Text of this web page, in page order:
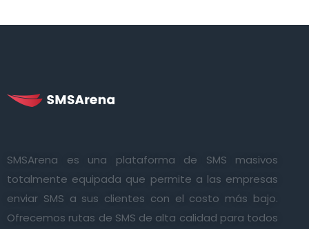
SMSArena es una plataforma de SMS masivos
totalmente equipada que permite a las empresas
enviar SMS a sus clientes con el costo más bajo.
Ofrecemos rutas de SMS de alta calidad para todos